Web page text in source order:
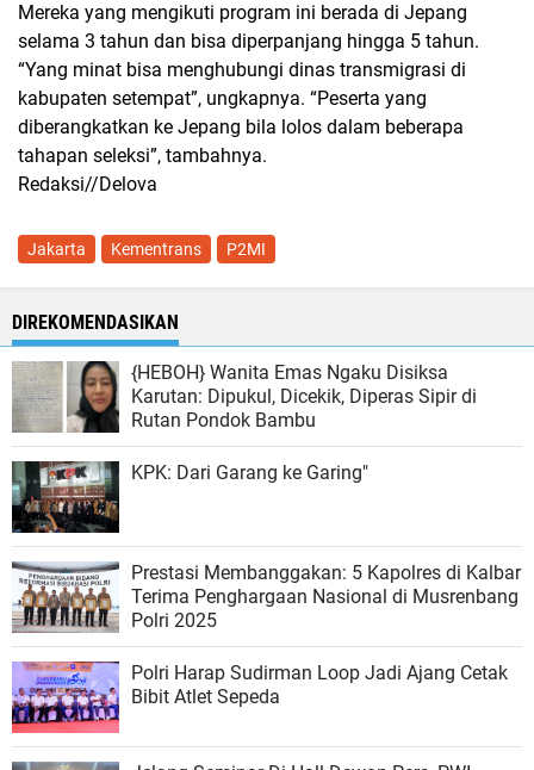
Mereka yang mengikuti program ini berada di Jepang
selama 3 tahun dan bisa diperpanjang hingga 5 tahun.
“Yang minat bisa menghubungi dinas transmigrasi di
kabupaten setempat”, ungkapnya. “Peserta yang
diberangkatkan ke Jepang bila lolos dalam beberapa
tahapan seleksi”, tambahnya.
Redaksi//Delova
Jakarta Kementrans P2MI
DIREKOMENDASIKAN
{HEBOH} Wanita Emas Ngaku Disiksa
Karutan: Dipukul, Dicekik, Diperas Sipir di
Rutan Pondok Bambu
KPK: Dari Garang ke Garing"
Prestasi Membanggakan: 5 Kapolres di Kalbar
Terima Penghargaan Nasional di Musrenbang
Polri 2025
Polri Harap Sudirman Loop Jadi Ajang Cetak
Bibit Atlet Sepeda